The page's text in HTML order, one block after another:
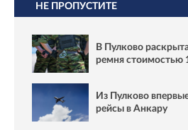
НЕ ПРОПУСТИТЕ
В Пулково
ремня стоимостью
Из Пулково
рейсы в Анкару